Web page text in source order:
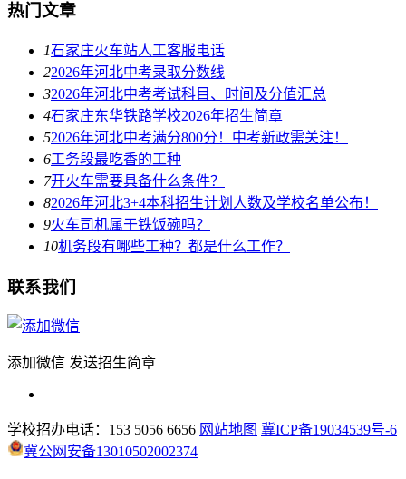
热门文章
1石家庄火车站人工客服电话
22026年河北中考录取分数线
32026年河北中考考试科目、时间及分值汇总
4石家庄东华铁路学校2026年招生简章
52026年河北中考满分800分！中考新政需关注！
6工务段最吃香的工种
7开火车需要具备什么条件？
82026年河北3+4本科招生计划人数及学校名单公布！
9火车司机属于铁饭碗吗？
10机务段有哪些工种？都是什么工作？
联系我们
添加微信 发送招生简章
学校招办电话：153 5056 6656 网站地图 冀ICP备19034539号-6
冀公网安备13010502002374